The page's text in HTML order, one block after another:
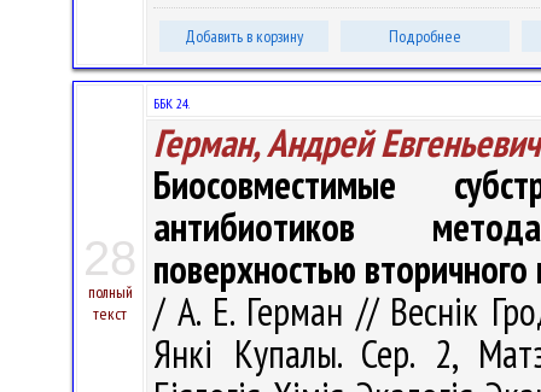
Добавить в корзину Подробнее
28
полный
текст
ББК 24.
Герман, Андрей Евгеньевич
Биосовместимые
антибиотиков
поверхностью
/ А. Е. Герман // Веснік
Янкі Купалы. Сер. 2,